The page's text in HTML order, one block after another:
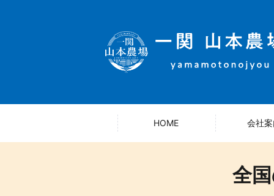
HOME 会社案
全